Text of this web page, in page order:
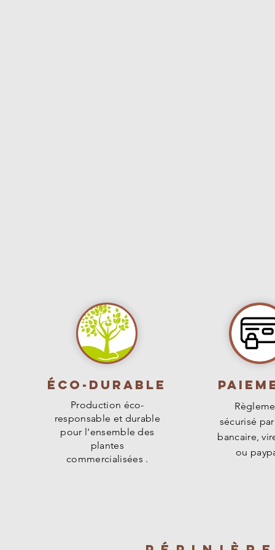
Éco-durable
Production éco-
responsable et durable
pour l'ensemble des
plantes
commercialisées .
sécurisé
bancaire,
ou